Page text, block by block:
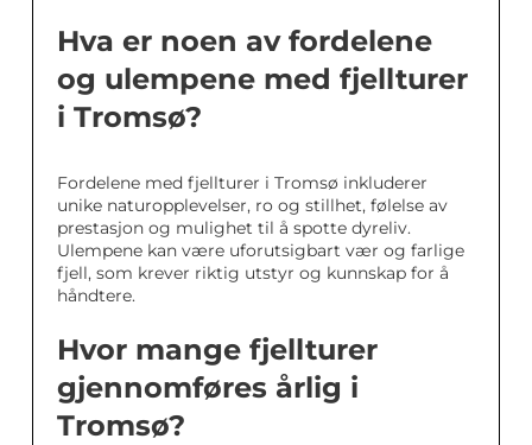
Hva er noen av fordelene
og ulempene med fjellturer
i Tromsø?
Fordelene med fjellturer i Tromsø inkluderer
unike naturopplevelser, ro og stillhet, følelse av
prestasjon og mulighet til å spotte dyreliv.
Ulempene kan være uforutsigbart vær og farlige
fjell, som krever riktig utstyr og kunnskap for å
håndtere.
Hvor mange fjellturer
gjennomføres årlig i
Tromsø?